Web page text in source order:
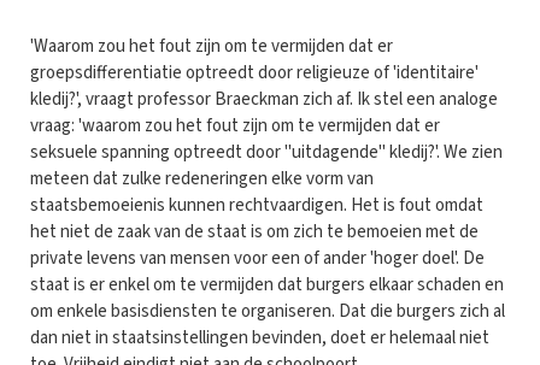
'Waarom zou het fout zijn om te vermijden dat er
groepsdifferentiatie optreedt door religieuze of 'identitaire'
kledij?', vraagt professor Braeckman zich af. Ik stel een analoge
vraag: 'waarom zou het fout zijn om te vermijden dat er
seksuele spanning optreedt door "uitdagende" kledij?'. We zien
meteen dat zulke redeneringen elke vorm van
staatsbemoeienis kunnen rechtvaardigen. Het is fout omdat
het niet de zaak van de staat is om zich te bemoeien met de
private levens van mensen voor een of ander 'hoger doel'. De
staat is er enkel om te vermijden dat burgers elkaar schaden en
om enkele basisdiensten te organiseren. Dat die burgers zich al
dan niet in staatsinstellingen bevinden, doet er helemaal niet